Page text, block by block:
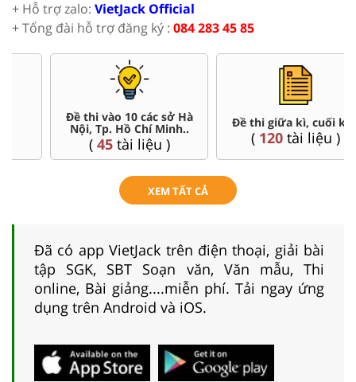
+ Hỗ trợ zalo: VietJack Official
+ Tổng đài hỗ trợ đăng ký : 084 283 45 85
Đề thi vào 10 các sở Hà
Nội, Tp. Hồ Chí Minh..
tài liệu )
Đề thi giữa kì, cuối kì 9
tài liệu )
XEM TẤT CẢ
Đã có app VietJack trên điện thoại, giải bài
tập SGK, SBT Soạn văn, Văn mẫu, Thi
online, Bài giảng....miễn phí. Tải ngay ứng
dụng trên Android và iOS.